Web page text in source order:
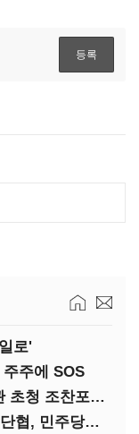
로'
주에 SOS
한국국제물류협회, 박영선 전 장관 초청 조찬포럼 개최
"법정기금 벤처 투자 의무화"…혁단협, 민주당과 정책협약식 개최